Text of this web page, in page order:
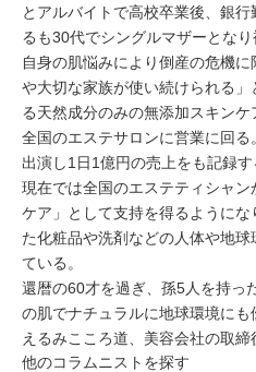
とアルバイトで高校卒業後、銀
るも30代でシングルマザーとなり
自身の肌悩みにより倒産の危機
や大切な家族が使い続けられる
る天然成分のみの無添加スキンケ
全国のエステサロンに営業に回
出演し1日1億円の売上をも記録
現在では全国のエステティシャ
ケア」として支持を得るように
た化粧品や洗剤などの人体や地
ている。
還暦の60才を過ぎ、孫5人を持っ
の肌でナチュラルに地球環境に
えるみこころ道、美容会社の取締
他のコラムニストを探す